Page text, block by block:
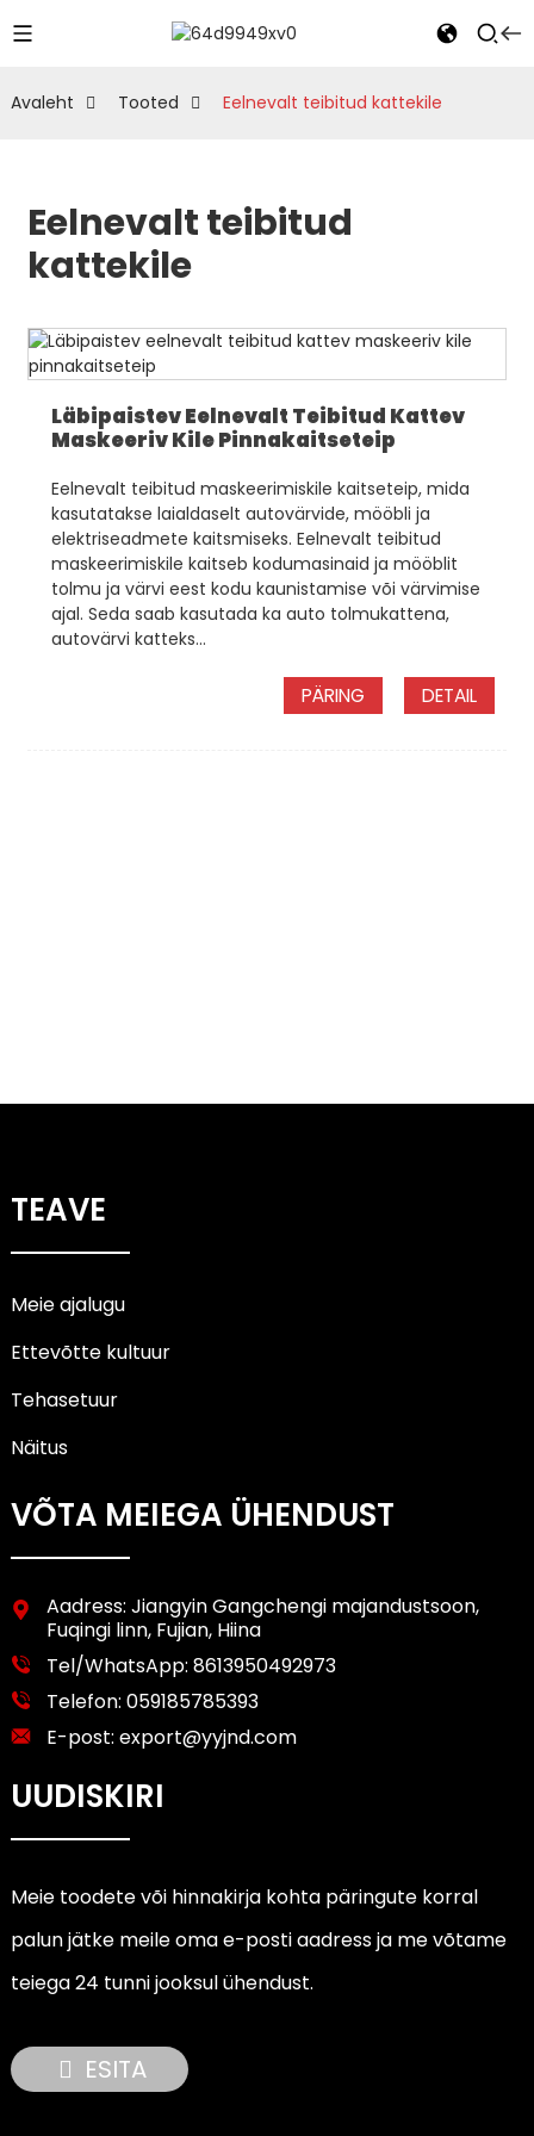
Avaleht Tooted Eelnevalt teibitud kattekile
Eelnevalt teibitud
kattekile
Läbipaistev Eelnevalt Teibitud Kattev
Maskeeriv Kile Pinnakaitseteip
Eelnevalt teibitud maskeerimiskile kaitseteip, mida
kasutatakse laialdaselt autovärvide, mööbli ja
elektriseadmete kaitsmiseks. Eelnevalt teibitud
maskeerimiskile kaitseb kodumasinaid ja mööblit
tolmu ja värvi eest kodu kaunistamise või värvimise
ajal. Seda saab kasutada ka auto tolmukattena,
autovärvi katteks...
PÄRING DETAIL
TEAVE
Meie ajalugu
Ettevõtte kultuur
Tehasetuur
Näitus
VÕTA MEIEGA ÜHENDUST
Aadress: Jiangyin Gangchengi majandustsoon,
Fuqingi linn, Fujian, Hiina
Tel/WhatsApp: 8613950492973
Telefon: 059185785393
E-post: export@yyjnd.com
UUDISKIRI
Meie toodete või hinnakirja kohta päringute korral
palun jätke meile oma e-posti aadress ja me võtame
teiega 24 tunni jooksul ühendust.
ESITA